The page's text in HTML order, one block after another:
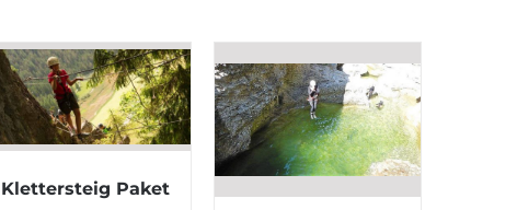
Klettersteig Paket